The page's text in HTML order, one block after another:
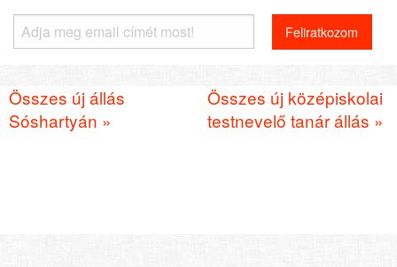
Összes új állás
Sóshartyán »
Összes új középiskolai
testnevelő tanár állás »